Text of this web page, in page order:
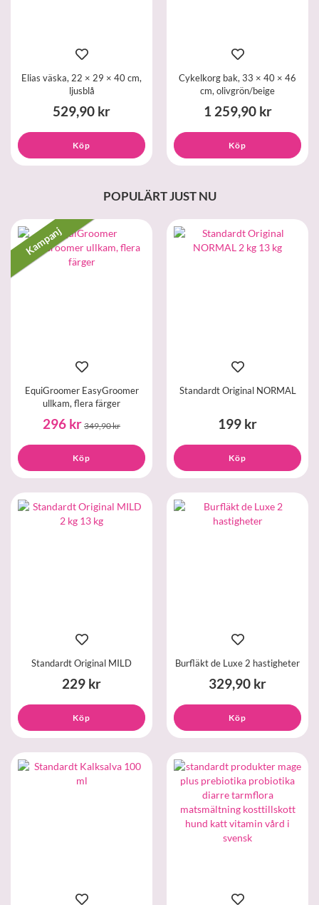
Elias väska, 22 × 29 × 40 cm,
ljusblå
529,90 kr
Köp
Cykelkorg bak, 33 × 40 × 46
cm, olivgrön/beige
1 259,90 kr
Köp
POPULÄRT JUST NU
Kampanj
EquiGroomer EasyGroomer
ullkam, flera färger
296 kr 349,90 kr
Köp
Standardt Original NORMAL
199 kr
Köp
Standardt Original MILD
229 kr
Köp
Burfläkt de Luxe 2 hastigheter
329,90 kr
Köp